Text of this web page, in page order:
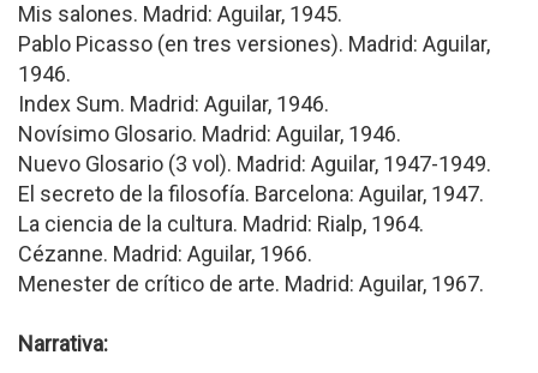
Mis salones. Madrid: Aguilar, 1945.
Pablo Picasso (en tres versiones). Madrid: Aguilar,
1946.
Index Sum. Madrid: Aguilar, 1946.
Novísimo Glosario. Madrid: Aguilar, 1946.
Nuevo Glosario (3 vol). Madrid: Aguilar, 1947-1949.
El secreto de la filosofía. Barcelona: Aguilar, 1947.
La ciencia de la cultura. Madrid: Rialp, 1964.
Cézanne. Madrid: Aguilar, 1966.
Menester de crítico de arte. Madrid: Aguilar, 1967.
Narrativa: